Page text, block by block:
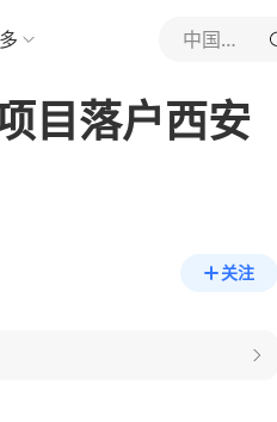
中国日报网
目落户西安
关注